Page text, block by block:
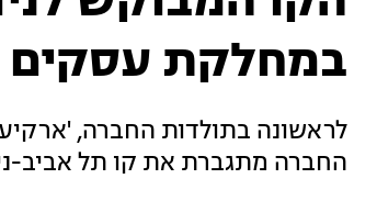
במחלקת עסקים
לראשונה בתולדות החברה,
החברה מתגברת את קו תל אביב-ניו יורק